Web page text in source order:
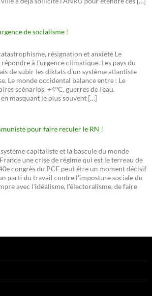
de socialisme !
résignation et anxiété Le
à l'urgence climatique. Les pays du
de subir les diktats d'un système atlantiste
Le monde occidental balance entre : Le
scénarios, +4°C, guerres de l'eau,
masquant le plus souvent […]
pour faire reculer le RN !
capitaliste et la bascule du monde
une crise de régime qui est le terreau de
congrès du PCF peut être un moment décisif
parti du travail contre l'imposture sociale du
avec l'idéalisme, l'électoralisme, de faire